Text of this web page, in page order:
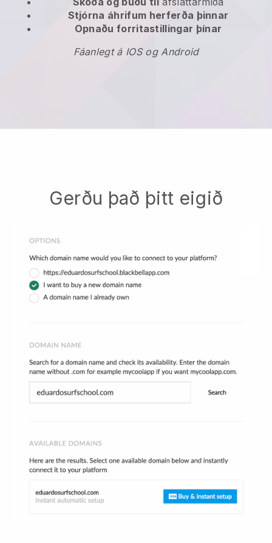
Stjórna áhrifum herferða þinnar
Opnaðu forritastillingar þínar
Fáanlegt á IOS og Android
Gerðu það þitt eigið